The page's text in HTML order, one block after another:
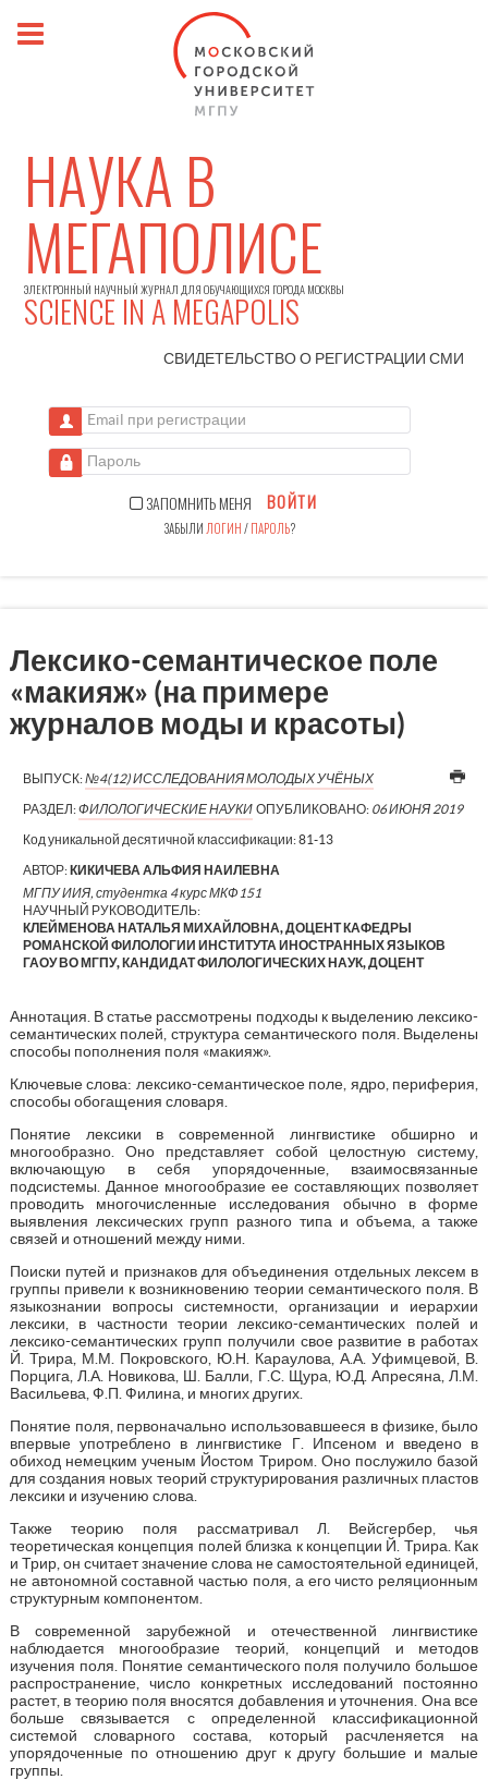
НАУКА В
МЕГАПОЛИСЕ
ЭЛЕКТРОННЫЙ НАУЧНЫЙ ЖУРНАЛ ДЛЯ ОБУЧАЮЩИХСЯ ГОРОДА МОСКВЫ
SCIENCE IN A MEGAPOLIS
СВИДЕТЕЛЬСТВО О РЕГИСТРАЦИИСМИ
Email при регистрации
Пароль
ЗАПОМНИТЬ МЕНЯ ВОЙТИ
ЗАБЫЛИ ЛОГИН/ПАРОЛЬ?
Лексико-семантическое поле
«макияж» (на примере
журналов моды и красоты)
ВЫПУСК:№4(12) ИССЛЕДОВАНИЯ МОЛОДЫХ УЧЁНЫХ
РАЗДЕЛ:ФИЛОЛОГИЧЕСКИЕ НАУКИ ОПУБЛИКОВАНО: 06 ИЮНЯ 2019
Код уникальной десятичной классификации:81-13
АВТОР:КИКИЧЕВА АЛЬФИЯ НАИЛЕВНА
МГПУ ИИЯ, студентка 4 курс МКФ151
НАУЧНЫЙ РУКОВОДИТЕЛЬ:
КЛЕЙМЕНОВА НАТАЛЬЯ МИХАЙЛОВНА, ДОЦЕНТ КАФЕДРЫ
РОМАНСКОЙ ФИЛОЛОГИИ ИНСТИТУТА ИНОСТРАННЫХ ЯЗЫКОВ
ГАОУ ВО МГПУ, КАНДИДАТ ФИЛОЛОГИЧЕСКИХ НАУК, ДОЦЕНТ
Аннотация. В статье рассмотрены подходы к выделению лексико-
семантических полей, структура семантического поля. Выделены
способы пополнения поля «макияж».
Ключевые слова: лексико-семантическое поле, ядро, периферия,
способы обогащения словаря.
Понятие лексики в современной лингвистике обширно и
многообразно. Оно представляет собой целостную систему,
включающую в себя упорядоченные, взаимосвязанные
подсистемы. Данное многообразие ее составляющих позволяет
проводить многочисленные исследования обычно в форме
выявления лексических групп разного типа и объема, а также
связей и отношений между ними.
Поиски путей и признаков для объединения отдельных лексем в
группы привели к возникновению теории семантического поля. В
языкознании вопросы системности, организации и иерархии
лексики, в частности теории лексико-семантических полей и
лексико-семантических групп получили свое развитие в работах
Й. Трира, М.М. Покровского, Ю.Н. Караулова, А.А. Уфимцевой, В.
Порцига, Л.А. Новикова, Ш. Балли, Г.С. Щура, Ю.Д. Апресяна, Л.М.
Васильева, Ф.П. Филина, и многих других.
Понятие поля, первоначально использовавшееся в физике, было
впервые употреблено в лингвистике Г. Ипсеном и введено в
обиход немецким ученым Йостом Триром. Оно послужило базой
для создания новых теорий структурирования различных пластов
лексики и изучению слова.
Также теорию поля рассматривал Л. Вейсгербер, чья
теоретическая концепция полей близка к концепции Й. Трира. Как
и Трир, он считает значение слова не самостоятельной единицей,
не автономной составной частью поля, а его чисто реляционным
структурным компонентом.
В современной зарубежной и отечественной лингвистике
наблюдается многообразие теорий, концепций и методов
изучения поля. Понятие семантического поля получило большое
распространение, число конкретных исследований постоянно
растет, в теорию поля вносятся добавления и уточнения. Она все
больше связывается с определенной классификационной
системой словарного состава, который расчленяется на
упорядоченные по отношению друг к другу большие и малые
группы.